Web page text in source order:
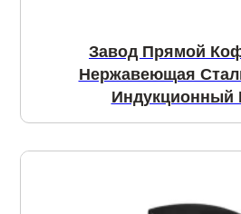
Завод Прямой
Нержавеющая
Индукционный